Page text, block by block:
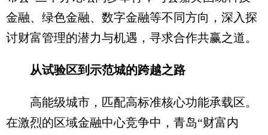
金融、绿色金融、数字金融等不同方向，深入探
讨财富管理的潜力与机遇，寻求合作共赢之道。
从试验区到示范城的跨越之路
高能级城市，匹配高标准核心功能承载区。
在激烈的区域金融中心竞争中，青岛“财富内